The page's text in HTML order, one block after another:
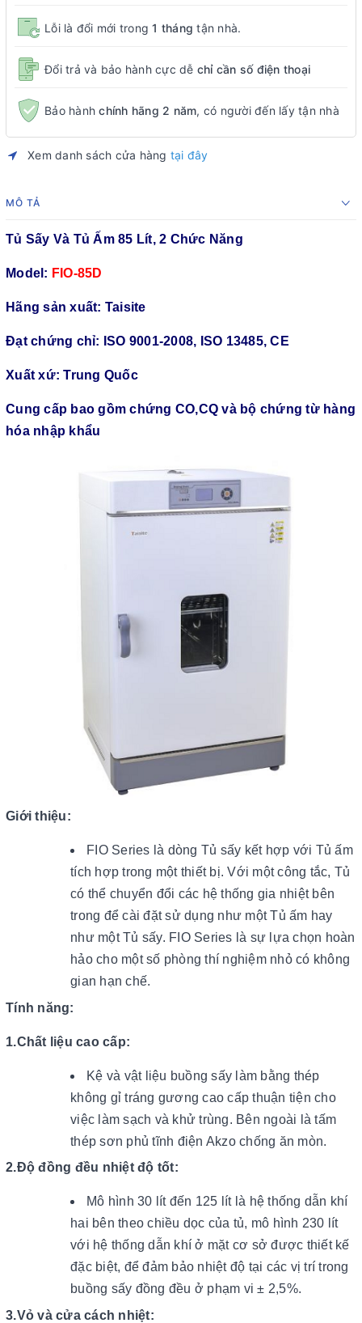
Lỗi là đổi mới trong1 tháng tận nhà.
Đổi trả và bảo hành cực dễ chỉ cần số điện thoại
Bảo hànhchính hãng 2 năm, có người đến lấy tận nhà
Xem danh sách cửa hàng tại đây
MÔ TẢ
Tủ Sấy Và Tủ Ấm 85 Lít, 2 Chức Năng
Model: FIO-85D
Hãng sản xuất: Taisite
Đạt chứng chỉ: ISO 9001-2008, ISO 13485, CE
Xuất xứ: Trung Quốc
Cung cấp bao gồm chứng CO,CQ và bộ chứng từ hàng
hóa nhập khẩu
Giới thiệu:
FIO Series là dòng Tủ sấy kết hợp với Tủ ấm
tích hợp trong một thiết bị. Với một công tắc, Tủ
có thể chuyển đổi các hệ thống gia nhiệt bên
trong để cài đặt sử dụng như một Tủ ấm hay
như một Tủ sấy. FIO Series là sự lựa chọn hoàn
hảo cho một số phòng thí nghiệm nhỏ có không
gian hạn chế.
Tính năng:
1.Chất liệu cao cấp:
Kệ và vật liệu buồng sấy làm bằng thép
không gỉ tráng gương cao cấp thuận tiện cho
việc làm sạch và khử trùng. Bên ngoài là tấm
thép sơn phủ tĩnh điện Akzo chống ăn mòn.
2.Độ đồng đều nhiệt độ tốt:
Mô hình 30 lít đến 125 lít là hệ thống dẫn khí
hai bên theo chiều dọc của tủ, mô hình 230 lít
với hệ thống dẫn khí ở mặt cơ sở được thiết kế
đặc biệt, để đảm bảo nhiệt độ tại các vị trí trong
buồng sấy đồng đều ở phạm vi ± 2,5%.
3.Vỏ và cửa cách nhiệt: